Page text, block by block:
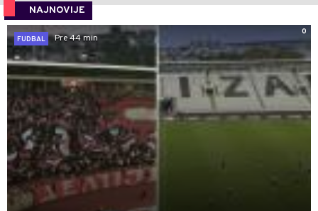
NAJNOVIJE
0
FUDBAL
Pre 44 min